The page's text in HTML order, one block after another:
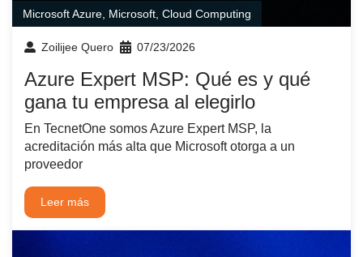
Microsoft Azure, Microsoft, Cloud Computing
Zoilijee Quero 07/23/2026
Azure Expert MSP: Qué es y qué
gana tu empresa al elegirlo
En TecnetOne somos Azure Expert MSP, la
acreditación más alta que Microsoft otorga a un
proveedor
Leer más